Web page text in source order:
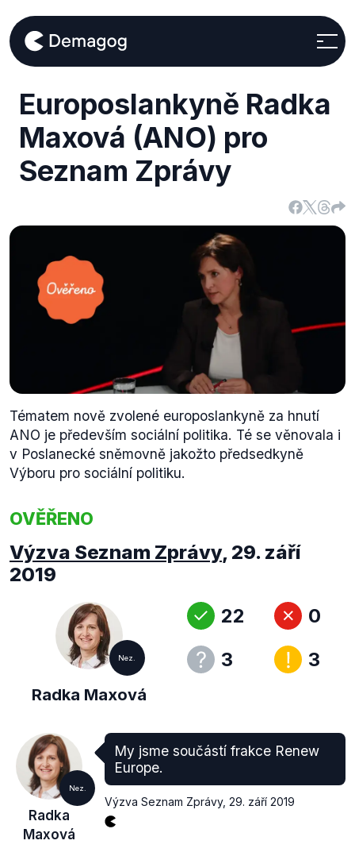
Europoslankyně Radka
Maxová (ANO) pro
Seznam Zprávy
Tématem nově zvolené europoslankyně za hnutí
ANO je především sociální politika. Té se věnovala i
v Poslanecké sněmovně jakožto předsedkyně
Výboru pro sociální politiku.
OVĚŘENO
Výzva Seznam Zprávy, 29. září
2019
Nez.
Radka Maxová
22
3
0
3
Nez.
Radka
Maxová
My jsme součástí frakce Renew
Europe.
Výzva Seznam Zprávy, 29. září 2019